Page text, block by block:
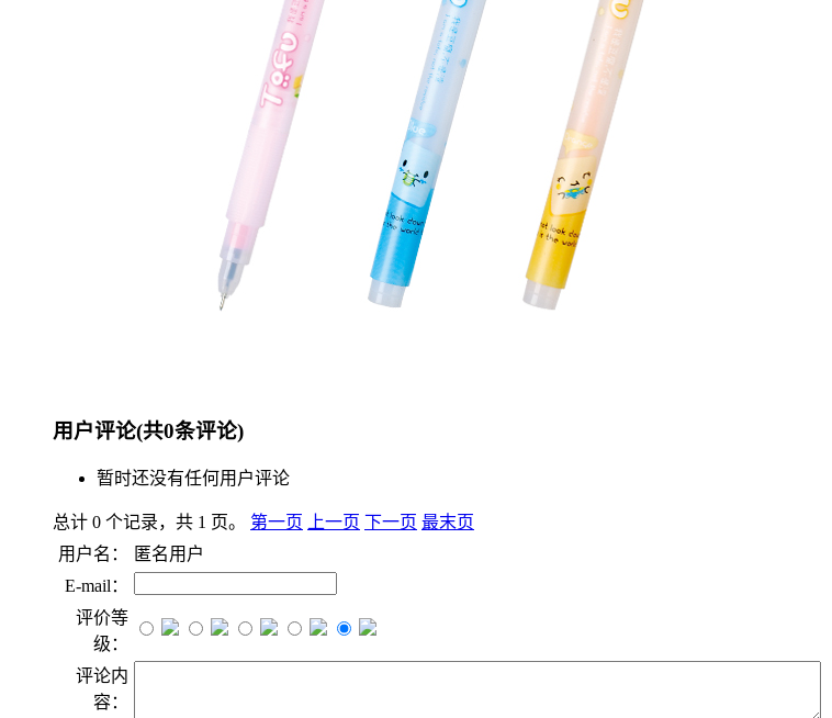
用户评论(共0条评论)
暂时还没有任何用户评论
总计 0 个记录，共 1 页。 第一页 上一页 下一页 最末页
用户名：
匿名用户
E-mail：
评价等
级：
评论内
容：